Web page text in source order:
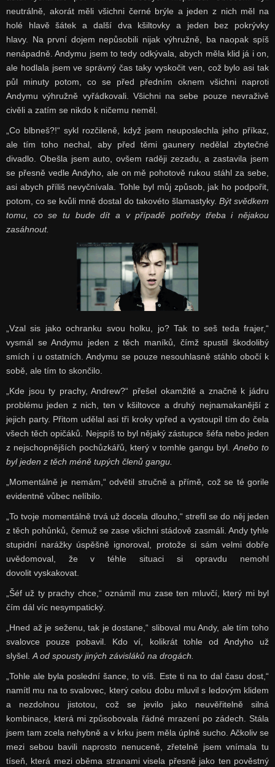
neutrálně, akorát měli všichni černé brýle a jeden z nich měl na
holé hlavě šátek a další dva kšiltovky a jeden bez pokrývky
hlavy. Na první dojem nepůsobili nijak výhružně, ba naopak spíš
nenápadně. Andymu jsem to tedy odkývala, abych měla klid já i on,
ale hodlala jsem ve správný čas taky vyskočit ven, což bylo asi tak
půl minuty potom, co se před předním oknem všichni naproti
Andymu výhružně vyřádkovali. Všichni na sebe pouze nevraživě
civěli a zatím se nikdo k ničemu neměl.
„Co blbneš?!“ sykl rozčileně, když jsem neuposlechla jeho příkaz,
ale tím toho nechal, aby před těmi gaunery nedělal zbytečné
divadlo. Obešla jsem auto, ovšem raději zezadu, a zastavila jsem
se přesně vedle Andyho, ale on mě pohotově rukou stáhl za sebe,
asi abych příliš nevyčnívala. Tohle byl můj způsob, jak ho podpořit,
potom, co se kvůli mně dostal do takovéto šlamastyky.Být svědkem
tomu, co se tu bude dít a v případě potřeby třeba i nějakou
zasáhnout.
„Vzal sis jako ochranku svou holku, jo? Tak to seš teda frajer,“
vysmál se Andymu jeden z těch maníků, čímž spustil škodolibý
smích i u ostatních. Andymu se pouze nesouhlasně stáhlo obočí k
sobě, ale tím to skončilo.
„Kde jsou ty prachy, Andrew?“ přešel okamžitě a značně k jádru
problému jeden z nich, ten v kšiltovce a druhý nejnamakanější z
jejich party. Přitom udělal asi tři kroky vpřed a vystoupil tím do čela
všech těch opičáků. Nejspíš to byl nějaký zástupce šéfa nebo jeden
z nejschopnějších pochůzkářů, který v tomhle gangu byl.Anebo to
byl jeden z těch méně tupých členů gangu.
„Momentálně je nemám,“ odvětil stručně a přímě, což se té gorile
evidentně vůbec nelíbilo.
„To tvoje momentálně trvá už docela dlouho,“ strefil se do něj jeden
z těch pohůnků, čemuž se zase všichni stádově zasmáli. Andy tyhle
stupidní narážky úspěšně ignoroval, protože si sám velmi dobře
uvědomoval, že v téhle situaci si opravdu nemohl
dovolit vyskakovat.
„Šéf už ty prachy chce,“ oznámil mu zase ten mluvčí, který mi byl
čím dál víc nesympatický.
„Hned až je seženu, tak je dostane,“ sliboval mu Andy, ale tím toho
svalovce pouze pobavil. Kdo ví, kolikrát tohle od Andyho už
slyšel.A od spousty jiných závisláků na drogách.
„Tohle ale byla poslední šance, to víš. Este ti na to dal času dost,“
namítl mu na to svalovec, který celou dobu mluvil s ledovým klidem
a nezdolnou jistotou, což se jevilo jako neuvěřitelně silná
kombinace, která mi způsobovala řádné mrazení po zádech. Stála
jsem tam zcela nehybně a v krku jsem měla úplně sucho. Ačkoliv se
mezi sebou bavili naprosto nenuceně, zřetelně jsem vnímala tu
tíseň, která mezi oběma stranami visela přesně jako ten pověstný